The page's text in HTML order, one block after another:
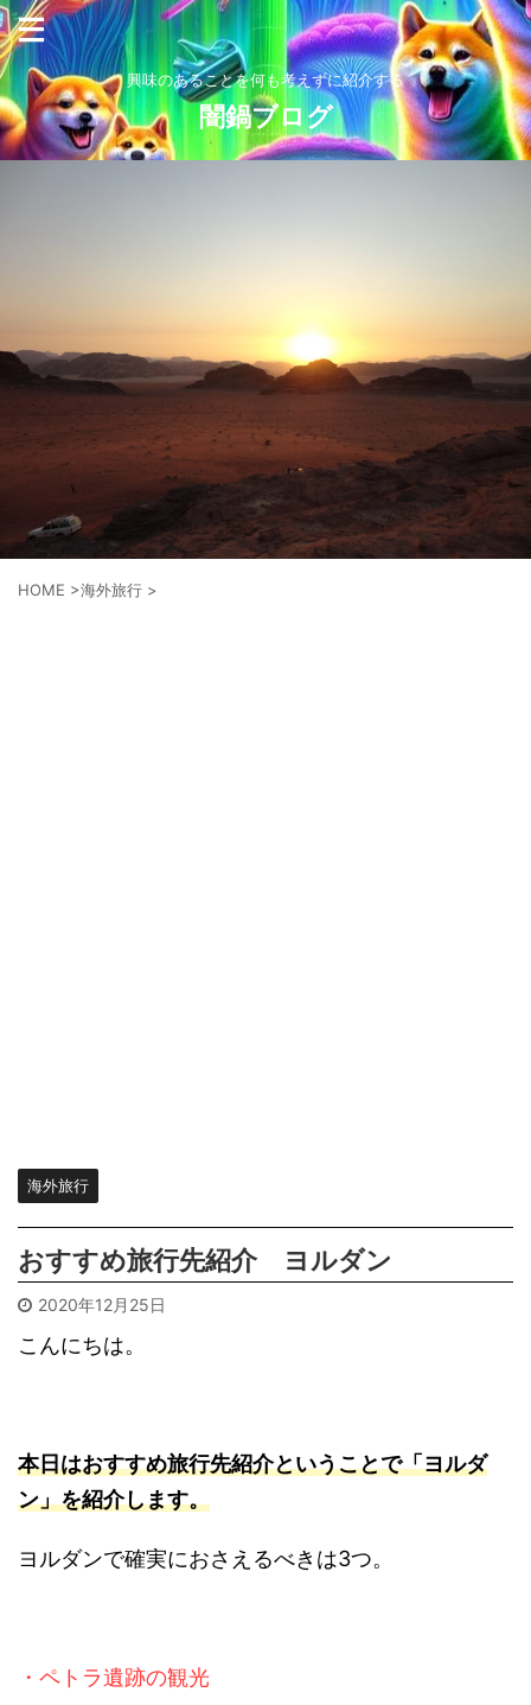
興味のあることを何も考えずに紹介する
闇鍋ブログ
HOME >海外旅行 >
海外旅行
おすすめ旅行先紹介 ヨルダン
2020年12月25日
こんにちは。
本日はおすすめ旅行先紹介ということで「ヨルダ
ン」を紹介します。
ヨルダンで確実におさえるべきは3つ。
・ペトラ遺跡の観光